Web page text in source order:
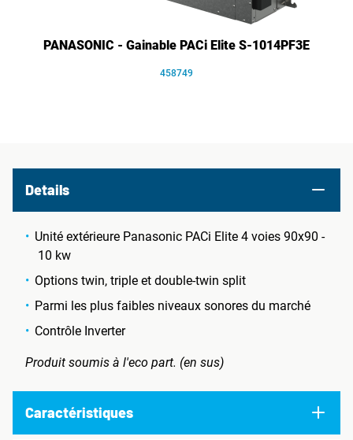
PANASONIC - Gainable PACi Elite S-1014PF3E
458749
Details
Unité extérieure Panasonic PACi Elite 4 voies 90x90 -
10 kw
Options twin, triple et double-twin split
Parmi les plus faibles niveaux sonores du marché
Contrôle Inverter
Produit soumis à l'eco part. (en sus)
Caractéristiques